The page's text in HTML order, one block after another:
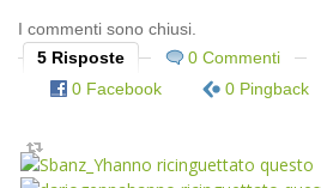
I commenti sono chiusi.
5 Risposte
0 Commenti
0 Facebook
0 Pingback